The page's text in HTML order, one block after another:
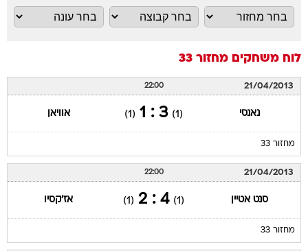
לוח משחקים מחזור 33
21/04/2013
22:00
נאנסי (1)
3 : 1
(1) אוויאן
מחזור 33
21/04/2013
22:00
סנט אטיין (1)
4 : 2
(1) אז'קסיו
מחזור 33